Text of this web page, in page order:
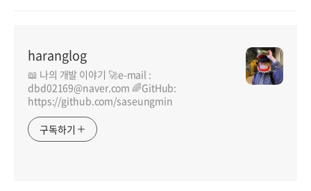
haranglog
📖 나의 개발 이야기 🚀e-mail :
dbd02169@naver.com 🌈GitHub:
https://github.com/saseungmin
구독하기